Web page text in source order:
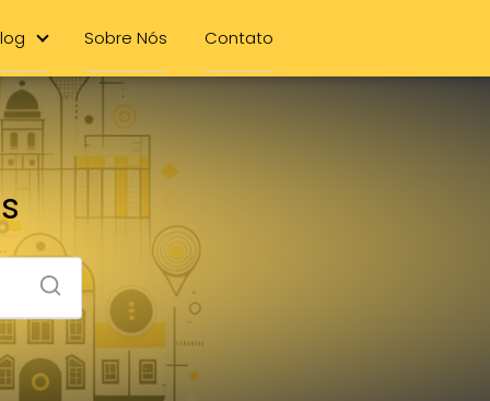
Sobre Nós Contato